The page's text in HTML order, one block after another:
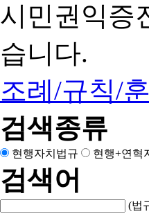
시민권익증
습니다.
조례/규칙/
검색종류
현행자치법규 현행+연혁
검색어
(법